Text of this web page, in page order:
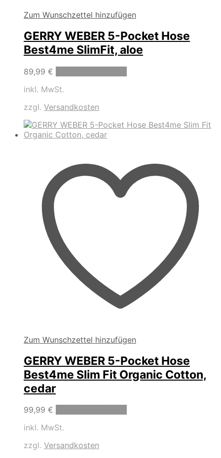
Zum Wunschzettel hinzufügen
GERRY WEBER 5-Pocket Hose
Best4me SlimFit, aloe
89,99 €
auf.
Die
der
Produktseite
gewählt
inkl. MwSt.
zzgl. Versandkosten
Zum Wunschzettel hinzufügen
GERRY WEBER 5-Pocket Hose
Best4me Slim Fit Organic Cotton,
cedar
99,99 €
inkl. MwSt.
zzgl. Versandkosten